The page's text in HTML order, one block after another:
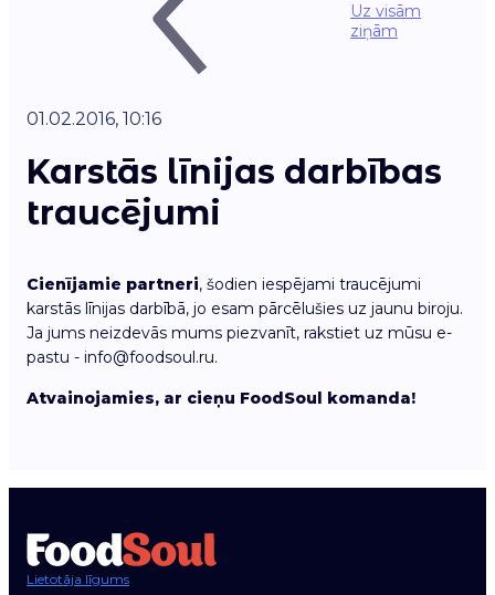
Uz visām
ziņām
01.02.2016, 10:16
Karstās līnijas darbības
traucējumi
Cienījamie partneri, šodien iespējami traucējumi
karstās līnijas darbībā, jo esam pārcēlušies uz jaunu biroju.
Ja jums neizdevās mums piezvanīt, rakstiet uz mūsu e-
pastu - info@foodsoul.ru.
Atvainojamies, ar cieņu FoodSoul komanda!
Lietotāja līgums